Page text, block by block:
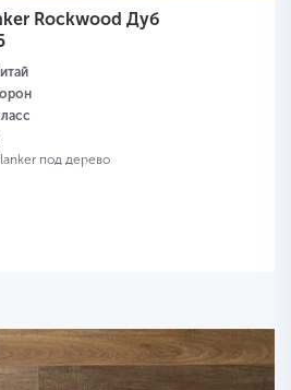
Rockwood Дуб
под дерево